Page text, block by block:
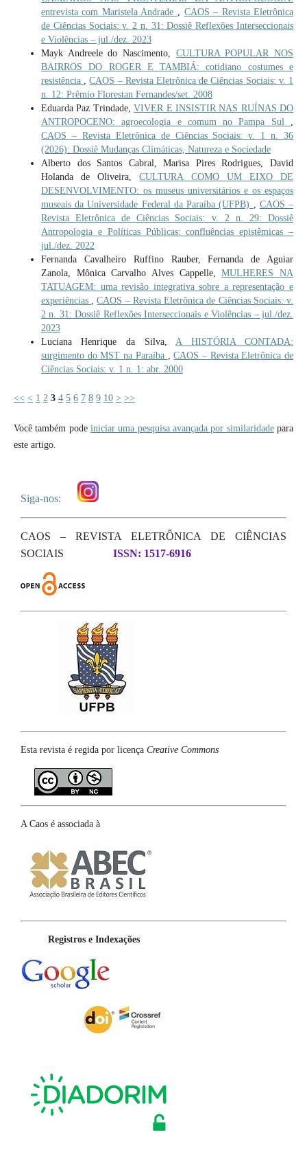
entrevista com Maristela Andrade , CAOS – Revista Eletrônica
de Ciências Sociais: v. 2 n. 31: Dossiê Reflexões Interseccionais
e Violências – jul./dez. 2023
Mayk Andreele do Nascimento, CULTURA POPULAR NOS
BAIRROS DO ROGER E TAMBIÁ: cotidiano costumes e
resistência ,CAOS – Revista Eletrônica de Ciências Sociais: v. 1
n. 12: Prêmio Florestan Fernandes/set. 2008
Eduarda Paz Trindade,VIVER E INSISTIR NAS RUÍNAS DO
ANTROPOCENO: agroecologia e comum no Pampa Sul ,
CAOS – Revista Eletrônica de Ciências Sociais: v. 1 n. 36
(2026): Dossiê Mudanças Climáticas, Natureza e Sociedade
Alberto dos Santos Cabral, Marisa Pires Rodrigues, David
Holanda de Oliveira,CULTURA COMO UM EIXO DE
DESENVOLVIMENTO: os museus universitários e os espaços
museais da Universidade Federal da Paraíba (UFPB) , CAOS –
Revista Eletrônica de Ciências Sociais: v. 2 n. 29: Dossiê
Antropologia e Políticas Públicas: confluências epistêmicas –
jul./dez. 2022
Fernanda Cavalheiro Ruffino Rauber, Fernanda de Aguiar
Zanola, Mônica Carvalho Alves Cappelle,MULHERES NA
TATUAGEM: uma revisão integrativa sobre a representação e
experiências ,CAOS – Revista Eletrônica de Ciências Sociais: v.
2 n. 31: Dossiê Reflexões Interseccionais e Violências – jul./dez.
2023
Luciana Henrique da Silva,A HISTÓRIA CONTADA:
surgimento do MST na Paraíba ,CAOS – Revista Eletrônica de
Ciências Sociais: v. 1 n. 1: abr. 2000
<< < 1 2 3 4 5 6 7 8 9 10 > >>
Você também pode iniciar uma pesquisa avançada por similaridadepara
este artigo.
Siga-nos:
CAOS – REVISTA ELETRÔNICA DE CIÊNCIAS
SOCIAIS
ISSN: 1517-6916
Esta revista é regida por licença Creative Commons
A Caos é associada à
Registros e Indexações